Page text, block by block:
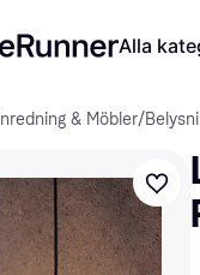
Alla
Inredning & Möbler/